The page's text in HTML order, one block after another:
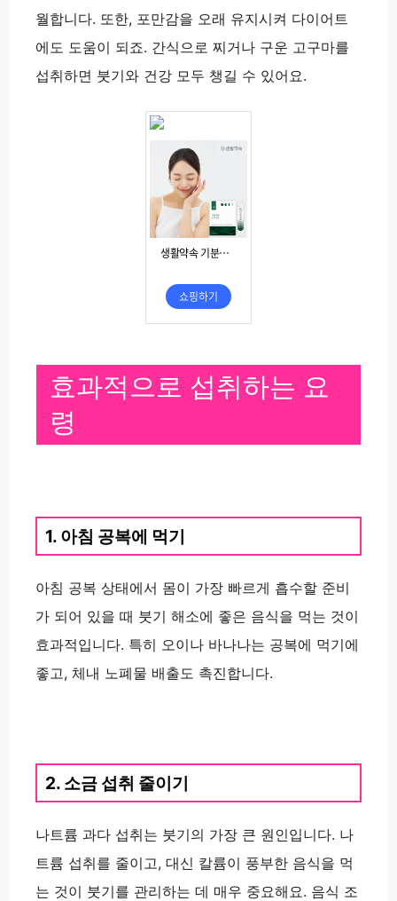
월합니다. 또한, 포만감을 오래 유지시켜 다이어트
에도 도움이 되죠. 간식으로 찌거나 구운 고구마를
섭취하면 붓기와 건강 모두 챙길 수 있어요.
효과적으로 섭취하는 요
령
1. 아침 공복에 먹기
아침 공복 상태에서 몸이 가장 빠르게 흡수할 준비
가 되어 있을 때 붓기 해소에 좋은 음식을 먹는 것이
효과적입니다. 특히 오이나 바나나는 공복에 먹기에
좋고, 체내 노폐물 배출도 촉진합니다.
2. 소금 섭취 줄이기
나트륨 과다 섭취는 붓기의 가장 큰 원인입니다. 나
트륨 섭취를 줄이고, 대신 칼륨이 풍부한 음식을 먹
는 것이 붓기를 관리하는 데 매우 중요해요. 음식 조